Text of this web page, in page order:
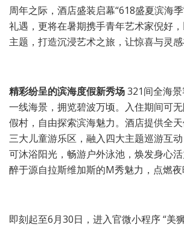
周年之际，酒店盛装启幕“618盛夏滨海
礼遇，更将在暑期携手青年艺术家倪好，
主题，打造沉浸艺术之旅，让惊喜与灵感
精彩纷呈的滨海度假新秀场321间全海
一线海景，拥览碧波万顷。入住期间可
假村，自由探索滨海魅力。酒店提供全
三大儿童游乐区，融入四大主题巡游互
可沐浴阳光，畅游户外泳池，焕发身心
醉于源自拉斯维加斯的M秀魅力，点燃夜
即刻起至6月30日，进入官微小程序 “美